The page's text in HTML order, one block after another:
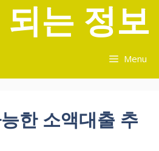
는 정보
Menu
한 소액대출 추